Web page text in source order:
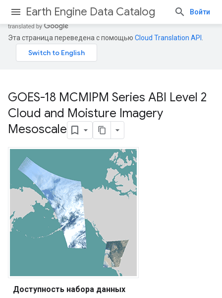
Earth Engine Data Catalog Войти
Эта страница переведена с помощью Cloud Translation API
GOES-18 MCMIPM Series ABI Level 2
Cloud and Moisture Imagery
Mesoscale
Доступность набора данных